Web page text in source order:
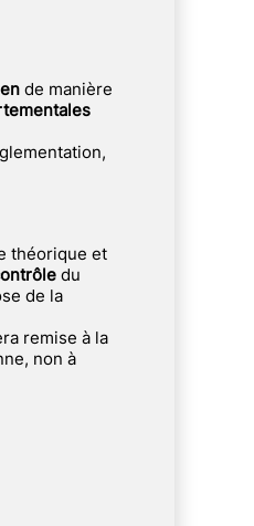
de manière
du
de la
remise à la
non à